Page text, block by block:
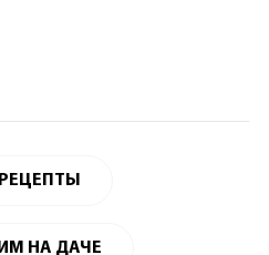
НА ДАЧЕ